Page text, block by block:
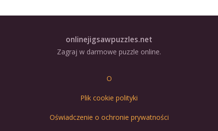
onlinejigsawpuzzles.net
Zagraj w darmowe puzzle online.
O
Plik cookie polityki
Oświadczenie o ochronie prywatności